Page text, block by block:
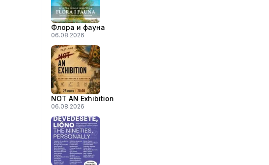
Флора и фауна
06.08.2026
NOT AN Exhibition
06.08.2026